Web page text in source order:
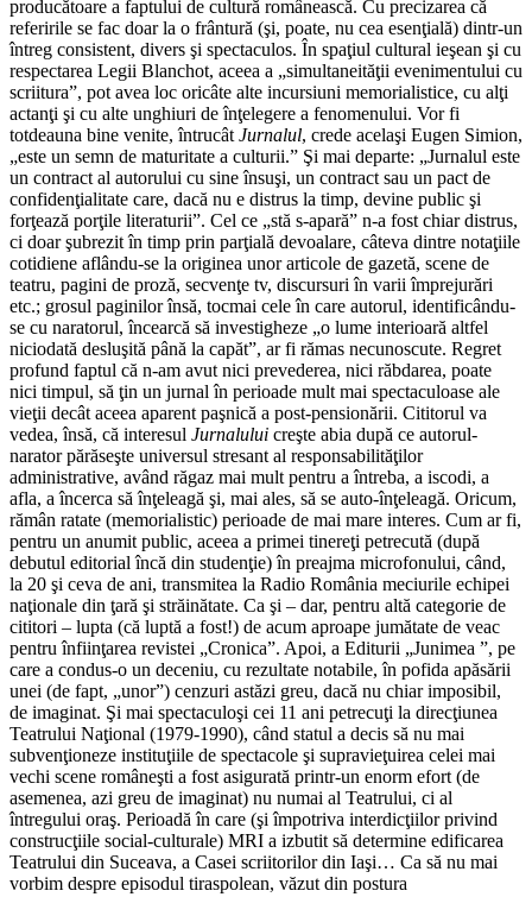
producătoare a faptului de cultură românească. Cu precizarea că
referirile se fac doar la o frântură (şi, poate, nu cea esenţială) dintr-un
întreg consistent, divers şi spectaculos. În spaţiul cultural ieşean şi cu
respectarea Legii Blanchot, aceea a „simultaneităţii evenimentului cu
scriitura”, pot avea loc oricâte alte incursiuni memorialistice, cu alţi
actanţi şi cu alte unghiuri de înţelegere a fenomenului. Vor fi
totdeauna bine venite, întrucâtJurnalul, crede acelaşi Eugen Simion,
„este un semn de maturitate a culturii.” Şi mai departe: „Jurnalul este
un contract al autorului cu sine însuşi, un contract sau un pact de
confidenţialitate care, dacă nu e distrus la timp, devine public şi
forţează porţile literaturii”. Cel ce „stă s-apară” n-a fost chiar distrus,
ci doar şubrezit în timp prin parţială devoalare, câteva dintre notaţiile
cotidiene aflându-se la originea unor articole de gazetă, scene de
teatru, pagini de proză, secvenţe tv, discursuri în varii împrejurări
etc.; grosul paginilor însă, tocmai cele în care autorul, identificându-
se cu naratorul, încearcă să investigheze „o lume interioară altfel
niciodată desluşită până la capăt”, ar fi rămas necunoscute. Regret
profund faptul că n-am avut nici prevederea, nici răbdarea, poate
nici timpul, să ţin un jurnal în perioade mult mai spectaculoase ale
vieţii decât aceea aparent paşnică a post-pensionării. Cititorul va
vedea, însă, că interesul Jurnalului creşte abia după ce autorul-
narator părăseşte universul stresant al responsabilităţilor
administrative, având răgaz mai mult pentru a întreba, a iscodi, a
afla, a încerca să înţeleagă şi, mai ales, să se auto-înţeleagă. Oricum,
rămân ratate (memorialistic) perioade de mai mare interes. Cum ar fi,
pentru un anumit public, aceea a primei tinereţi petrecută (după
debutul editorial încă din studenţie) în preajma microfonului, când,
la 20 şi ceva de ani, transmitea la Radio România meciurile echipei
naţionale din ţară şi străinătate. Ca şi – dar, pentru altă categorie de
cititori – lupta (că luptă a fost!) de acum aproape jumătate de veac
pentru înfiinţarea revistei „Cronica”. Apoi, a Editurii „Junimea ”, pe
care a condus-o un deceniu, cu rezultate notabile, în pofida apăsării
unei (de fapt, „unor”) cenzuri astăzi greu, dacă nu chiar imposibil,
de imaginat. Şi mai spectaculoşi cei 11 ani petrecuţi la direcţiunea
Teatrului Naţional (1979-1990), când statul a decis să nu mai
subvenţioneze instituţiile de spectacole şi supravieţuirea celei mai
vechi scene româneşti a fost asigurată printr-un enorm efort (de
asemenea, azi greu de imaginat) nu numai al Teatrului, ci al
întregului oraş. Perioadă în care (şi împotriva interdicţiilor privind
construcţiile social-culturale) MRI a izbutit să determine edificarea
Teatrului din Suceava, a Casei scriitorilor din Iaşi… Ca să nu mai
vorbim despre episodul tiraspolean, văzut din postura